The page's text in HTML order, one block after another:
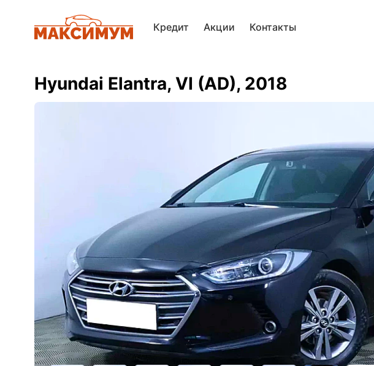
Кредит Акции Контакты
Hyundai Elantra, VI (AD), 2018